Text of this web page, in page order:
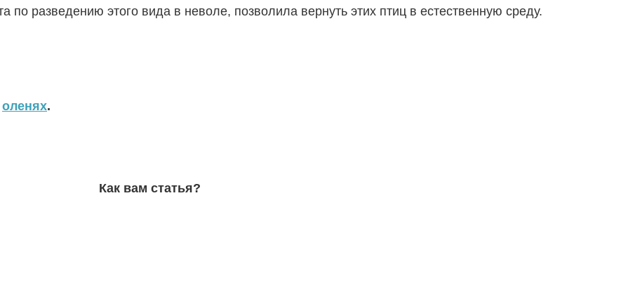
по разведению этого вида в неволе, позволила вернуть этих птиц в естественную среду.
оленях.
Как вам статья?